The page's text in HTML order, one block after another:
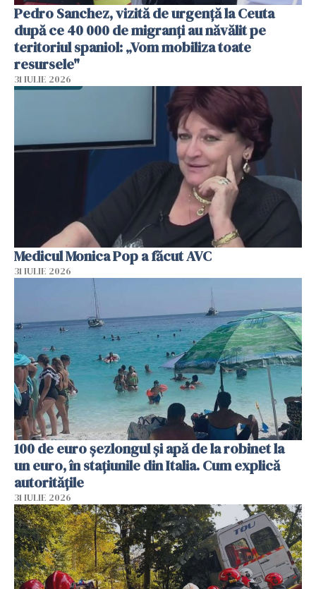
Pedro Sanchez, vizită de urgență la Ceuta
după ce 40 000 de migranți au năvălit pe
teritoriul spaniol: „Vom mobiliza toate
resursele"
31 IULIE 2026
Medicul Monica Pop a făcut AVC
31 IULIE 2026
100 de euro șezlongul și apă de la robinet la
un euro, în stațiunile din Italia. Cum explică
autoritățile
31 IULIE 2026